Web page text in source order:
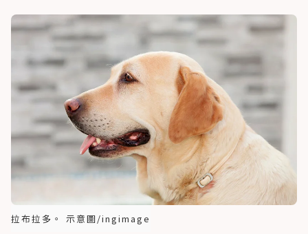
拉布拉多。 示意圖/ingimage